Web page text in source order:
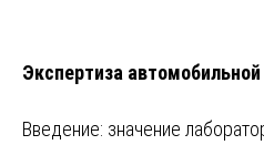
Экспертиза
Введение: значение